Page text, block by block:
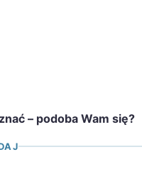
– podoba Wam się?